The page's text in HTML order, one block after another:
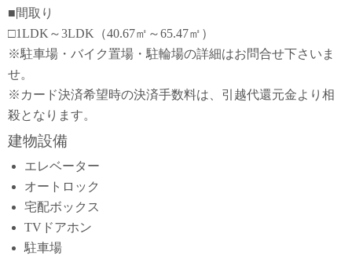
■間取り
□1LDK～3LDK（40.67㎡～65.47㎡）
※駐車場・バイク置場・駐輪場の詳細はお問合せ下さいま
せ。
※カード決済希望時の決済手数料は、引越代還元金より相
殺となります。
建物設備
エレベーター
オートロック
宅配ボックス
TVドアホン
駐車場